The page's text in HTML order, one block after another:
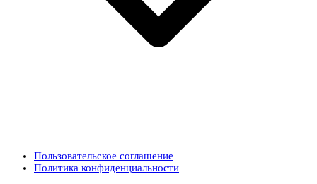
Пользовательское соглашение
Политика конфиденциальности